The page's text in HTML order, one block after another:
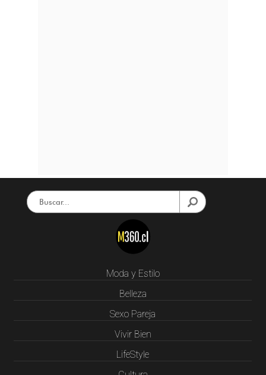
Moda y Estilo
Belleza
Sexo Pareja
Vivir Bien
LifeStyle